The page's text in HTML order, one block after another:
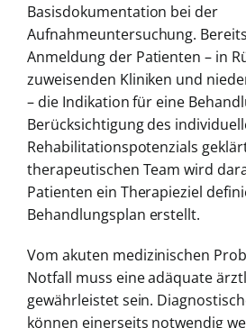
Basisdokumentation bei der
Aufnahmeuntersuchung.
Anmeldung der Patienten – in
zuweisenden Kliniken und
– die Indikation für eine
Berücksichtigung des
Rehabilitationspotenzials
therapeutischen Team wird
Patienten ein Therapieziel
Behandlungsplan erstellt.
Vom akuten medizinischen
Notfall muss eine adäquate
gewährleistet sein.
können einerseits notwendig